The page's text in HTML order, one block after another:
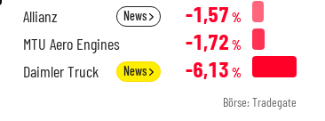
Allianz News -1,57 %
MTU Aero Engines -1,72 %
Daimler Truck News -6,13 %
Börse: Tradegate